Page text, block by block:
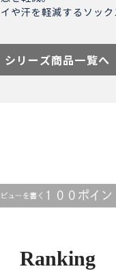
や汗を軽減するソッ
シリーズ商品一覧へ
Ranking